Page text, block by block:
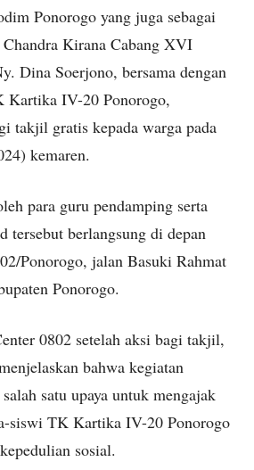
Ponorogo yang juga sebagai
Kirana Cabang XVI
Dina Soerjono, bersama dengan
Kartika IV-20 Ponorogo,
takjil gratis kepada warga pada
kemaren.
para guru pendamping serta
tersebut berlangsung di depan
Ponorogo, jalan Basuki Rahmat
Ponorogo.
0802 setelah aksi bagi takjil,
bahwa kegiatan
satu upaya untuk mengajak
siswi TK Kartika IV-20 Ponorogo
sosial.